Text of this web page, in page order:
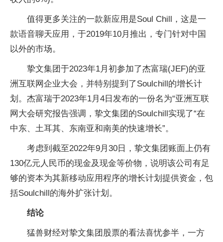
值得更多关注的一款新应用是Soul Chill，这是一
款语音聊天应用，于2019年10月推出，专门针对中国
以外的市场。
挚文集团于2023年1月初参加了杰富瑞(JEF)的亚
洲互联网企业大会，并特别提到了Soulchill的增长计
划。杰富瑞于2023年1月4日发布的一份名为“亚洲互联
网大会研究报告强调，挚文集团的Soulchill实现了“在
中东、土耳其、东南亚和南美的快速增长”。
考虑到截至2022年9月30日，挚文集团账面上仍有
130亿元人民币的现金及现金等价物，说明该公司有足
够的资本为其新移动应用程序的增长计划提供资金，包
括Soulchill的海外扩张计划。
结论
猛兽财经对挚文集团股票的看法喜忧参半，一方